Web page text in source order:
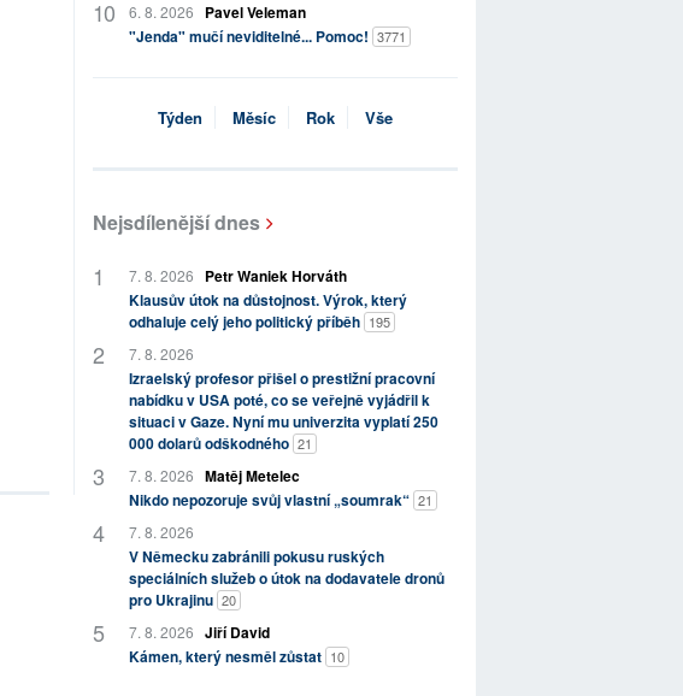
6. 8. 2026
Pavel Veleman
"Jenda" mučí neviditelné... Pomoc! 3771
Týden Měsíc Rok Vše
Nejsdílenější dnes
7. 8. 2026
Petr Waniek Horváth
Klausův útok na důstojnost. Výrok, který
odhaluje celý jeho politický příběh 195
7. 8. 2026
Izraelský profesor přišel o prestižní pracovní
nabídku v USA poté, co se veřejně vyjádřil k
situaci v Gaze. Nyní mu univerzita vyplatí 250
000 dolarů odškodného 21
7. 8. 2026 Matěj Metelec
Nikdo nepozoruje svůj vlastní „soumrak“ 21
7. 8. 2026
V Německu zabránili pokusu ruských
speciálních služeb o útok na dodavatele dronů
pro Ukrajinu 20
7. 8. 2026 Jiří David
Kámen, který nesměl zůstat 10